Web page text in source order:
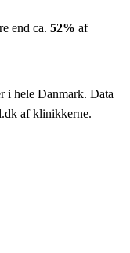
end ca. 52% af
i hele Danmark. Data
af klinikkerne.